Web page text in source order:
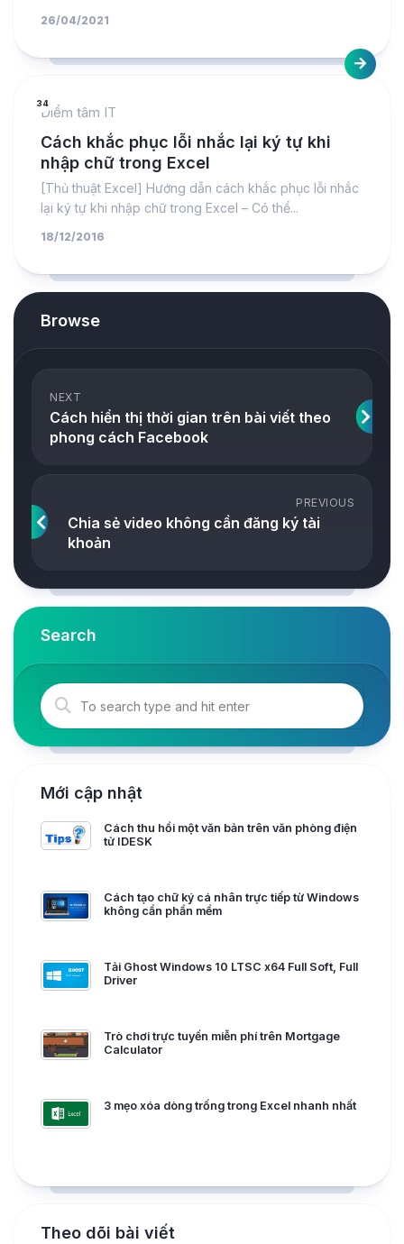
26/04/2021
34
Điểm tâm IT
Cách khắc phục lỗi nhắc lại ký tự khi
nhập chữ trong Excel
[Thủ thuật Excel] Hướng dẫn cách khắc phục lỗi nhắc
lại ký tự khi nhập chữ trong Excel – Có thể...
18/12/2016
Browse
NEXT
Cách hiển thị thời gian trên bài viết theo
phong cách Facebook
PREVIOUS
Chia sẻ video không cần đăng ký tài
khoản
Search
Mới cập nhật
Cách thu hồi một văn bản trên văn phòng điện
tử IDESK
Cách tạo chữ ký cá nhân trực tiếp từ Windows
không cần phần mềm
Tải Ghost Windows 10 LTSC x64 Full Soft, Full
Driver
Trò chơi trực tuyến miễn phí trên Mortgage
Calculator
3 mẹo xóa dòng trống trong Excel nhanh nhất
Theo dõi bài viết